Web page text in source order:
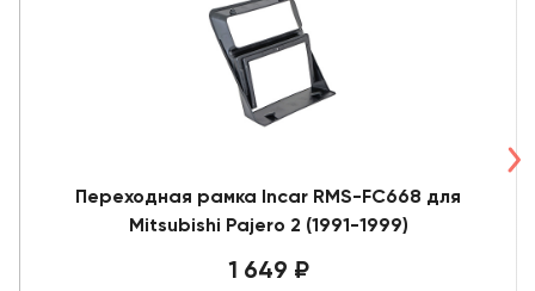
Переходная рамка Incar RMS-FC668 для
Mitsubishi Pajero 2 (1991-1999)
1 649 ₽